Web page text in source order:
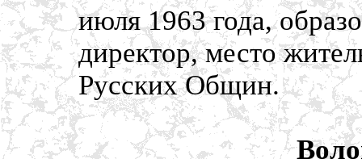
июля 1963 года,
директор, место
Русских Общин.